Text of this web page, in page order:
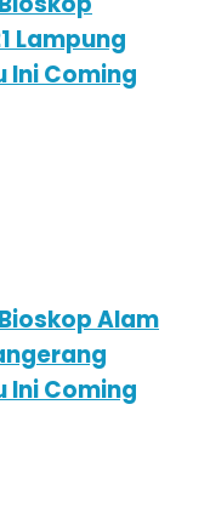
Lampung
Ini Coming
Alam
Ini Coming